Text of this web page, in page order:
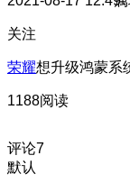
关注
荣耀想升级鸿蒙系
1188阅读
评论7
默认